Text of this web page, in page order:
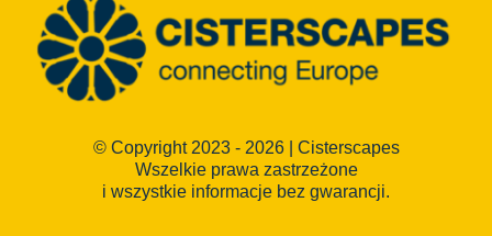
© Copyright 2023 - 2026 | Cisterscapes
Wszelkie prawa zastrzeżone
i wszystkie informacje bez gwarancji.